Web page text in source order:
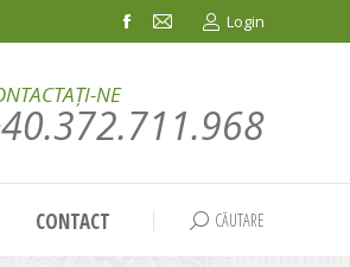
Facebook
in
window
Mail
in
window
Login
NE
CONTACT Search:
CĂUTARE